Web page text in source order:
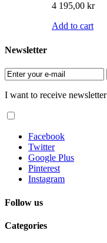
4 195,00 kr
Add to cart
Newsletter
I want to receive newsletter
Facebook
Twitter
Google Plus
Pinterest
Instagram
Follow us
Categories